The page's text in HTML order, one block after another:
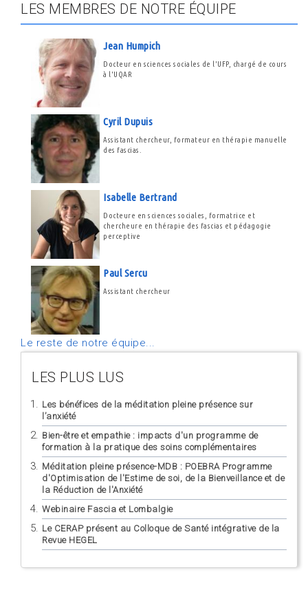
LES MEMBRES DE NOTRE ÉQUIPE
Jean Humpich
Docteur en sciences sociales de l'UFP, chargé de cours
à l'UQAR
Cyril Dupuis
Assistant chercheur, formateur en thérapie manuelle
des fascias.
Isabelle Bertrand
Docteure en sciences sociales, formatrice et
chercheure en thérapie des fascias et pédagogie
perceptive
Paul Sercu
Assistant chercheur
Le reste de notre équipe...
LES PLUS LUS
Les bénéfices de la méditation pleine présence sur
l’anxiété
Bien-être et empathie : impacts d'un programme de
formation à la pratique des soins complémentaires
Méditation pleine présence-MDB : POEBRA Programme
d'Optimisation de l'Estime de soi, de la Bienveillance et de
la Réduction de l'Anxiété
Webinaire Fascia et Lombalgie
Le CERAP présent au Colloque de Santé intégrative de la
Revue HEGEL